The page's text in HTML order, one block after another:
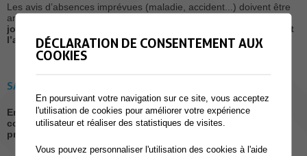
Les avis d’absences imprévues (maladie, accident...) doivent être
annoncés
jour même de l’absence, avant le début des cours, le matin et
l’après-midi.
SANCTIONS POSSIBLES
En principe, les absences non annoncées sont considérées
comme injustifiées et peuvent faire l’objet d’amendes
prononcées par l’inspecteur.
DÉCLARATION DE CONSENTEMENT AUX
COOKIES
En poursuivant votre navigation sur ce site, vous acceptez
l'utilisation de cookies pour améliorer votre expérience
utilisateur et réaliser des statistiques de visites.
Vous pouvez personnaliser l'utilisation des cookies à l'aide